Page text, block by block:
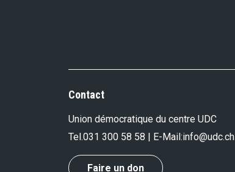
Contact
Union démocratique du centre UDC
Tel.031 300 58 58 | E-Mail:info@udc.ch
Faire un don